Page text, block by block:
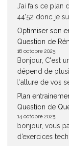
J’ai fais ce plan
44’52 donc je
Optimiser son
Question de
16 octobre 2025
Bonjour, C'est
dépend de
l'allure de vos
Plan
Question de
14 octobre 2025
bonjour, vous
d’exercices